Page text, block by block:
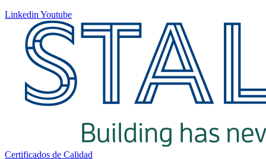
Linkedin Youtube
Certificados de Calidad